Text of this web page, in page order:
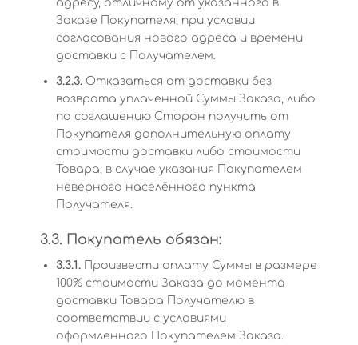
адресу, отличному от указанного в
Заказе Покупателя, при условии
согласования нового адреса и времени
доставки с Получателем.
3.2.3. Отказаться от доставки без
возврата уплаченной Суммы Заказа, либо
по соглашению Сторон получить от
Покупателя дополнительную оплату
стоимости доставки либо стоимости
Товара, в случае указания Покупателем
неверного населённого пункта
Получателя.
3.3. Покупатель обязан:
3.3.1. Произвести оплату Суммы в размере
100% стоимости Заказа до момента
доставки Товара Получателю в
соответствии с условиями
оформленного Покупателем Заказа.